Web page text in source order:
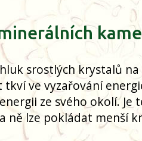
srostlých krystalů
tkví ve vyzařování
ze svého okolí.
ně lze pokládat menší